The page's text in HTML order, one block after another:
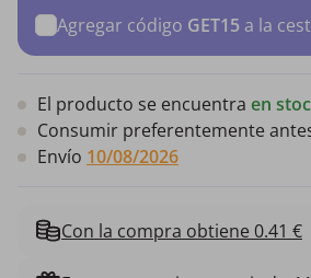
Agregar código GET15 a la
El producto se encuentra en
Consumir preferentemente
Envío 10/08/2026
Con la compra obtiene 0.41 €